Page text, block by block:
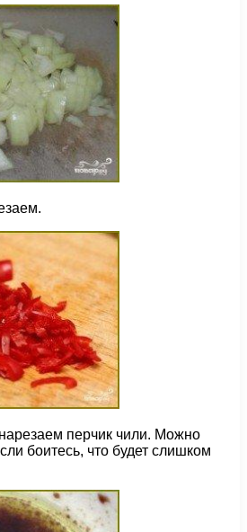
перчик чили. Можно
боитесь, что будет слишком